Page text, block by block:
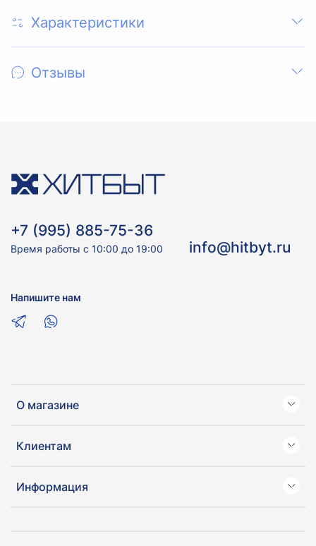
Характеристики
Отзывы
О магазине
Клиентам
Информация
+7 (995) 885-75-36
Время работы с 10:00 до 19:00 info@hitbyt.ru
Напишите нам